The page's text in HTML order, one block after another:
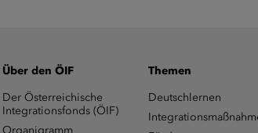
Über den ÖIF
Der Österreichische
Integrationsfonds (ÖIF)
Organigramm
Themen
Deutschlernen